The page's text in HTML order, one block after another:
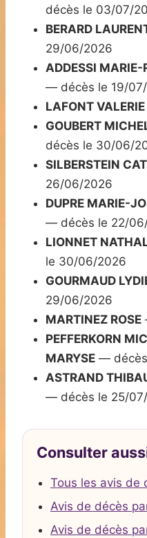
décès le 03/07/
BERARD
29/06/2026
ADDESSI MARIE-
— décès le 19/
LAFONT VALERIE
GOUBERT
décès le 30/06/
SILBERSTEIN
26/06/2026
DUPRE MARIE-
— décès le 22/
LIONNET
le 30/06/2026
GOURMAUD
29/06/2026
MARTINEZ ROSE
PEFFERKORN
MARYSE —
ASTRAND
— décès le 25/
Consulter
Tous les avis de
Avis de décès
Avis de décès